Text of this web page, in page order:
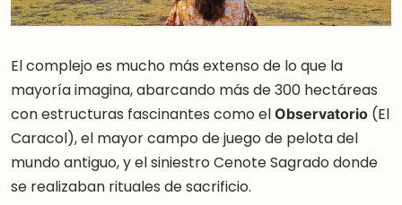
El complejo es mucho más extenso de lo que la
mayoría imagina, abarcando más de 300 hectáreas
con estructuras fascinantes como elObservatorio (El
Caracol), el mayor campo de juego de pelota del
mundo antiguo, y el siniestro Cenote Sagrado donde
se realizaban rituales de sacrificio.